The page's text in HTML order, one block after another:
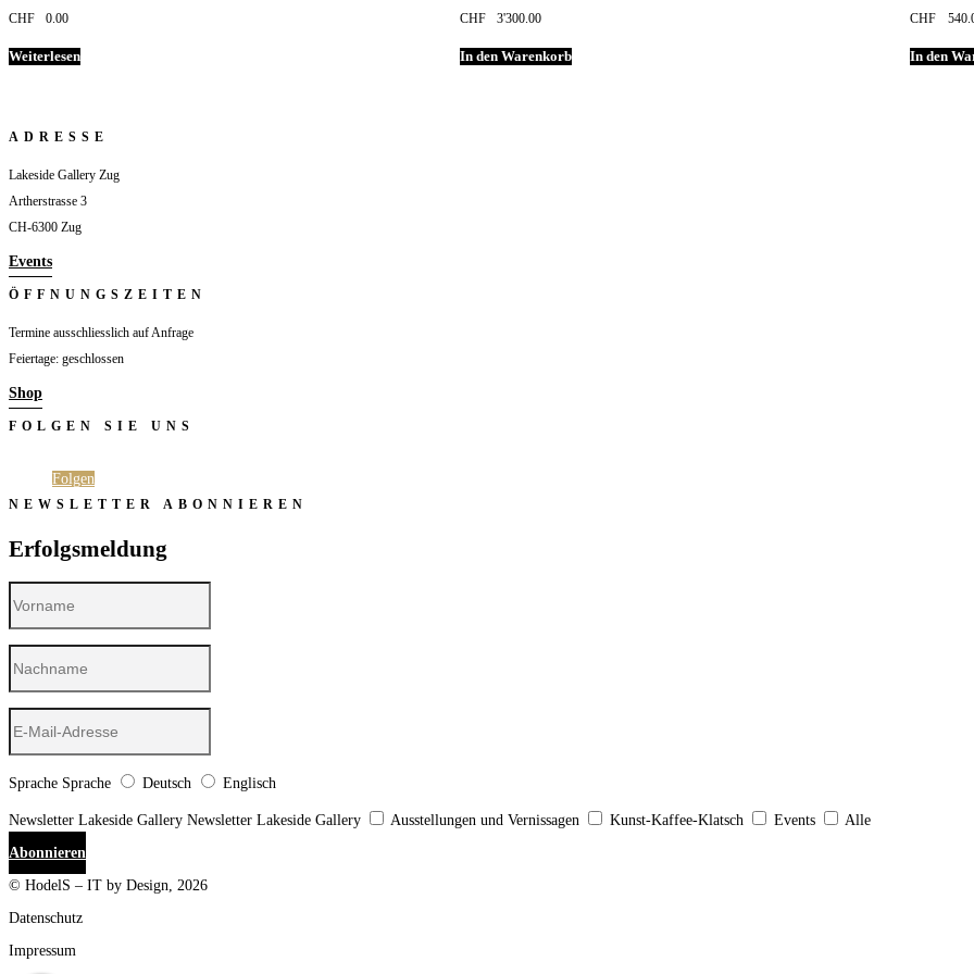
CHF 0.00
Weiterlesen
CHF 3'300.00
In den Warenkorb
CHF
In den
ADRESSE
Lakeside Gallery Zug
Artherstrasse 3
CH-6300 Zug
Events
ÖFFNUNGSZEITEN
Termine ausschliesslich auf Anfrage
Feiertage: geschlossen
Shop
FOLGEN SIE UNS
Folgen
NEWSLETTER ABONNIEREN
Erfolgsmeldung
Sprache Sprache Deutsch Englisch
Newsletter Lakeside Gallery Newsletter Lakeside Gallery Ausstellungen und Vernissagen Kunst-Kaffee-Klatsch Events
Alle
Abonnieren
© HodelS – IT by Design, 2026
Datenschutz
Impressum